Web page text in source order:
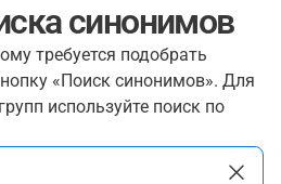
синонимов
требуется подобрать
«Поиск синонимов». Для
используйте поиск по